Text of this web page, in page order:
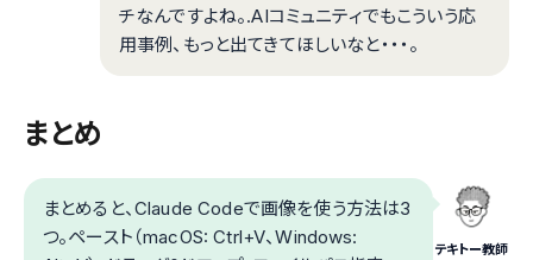
チなんですよね。.AIコミュニティでもこういう応
用事例、もっと出てきてほしいなと・・・。
まとめ
テキトー教師
まとめると、Claude Codeで画像を使う方法は3
つ。ペースト（macOS: Ctrl+V、Windows: